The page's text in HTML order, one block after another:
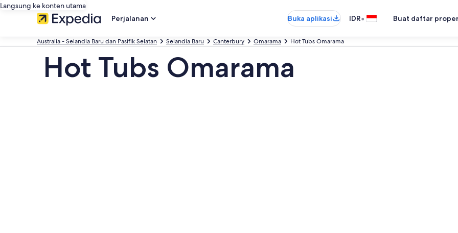
Langsung ke konten utama
Perjalanan
Buka aplikasi IDR• Buat daftar
Australia - Selandia Baru dan Pasifik Selatan Selandia Baru Canterbury Omarama Hot Tubs Omarama
Hot Tubs Omarama